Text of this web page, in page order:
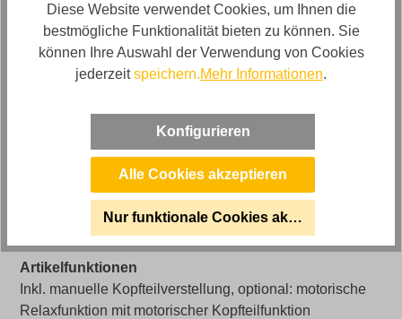
Artikel Bezeichnung
Leder Ecksofa inkl. manueller Kopfteilverstellung
Polstermaterial
Artikelabmessungen
Breite: ca. 285cm, Tiefe: ca. 233cm, Höhe: ca. 76-
Artikelfunktionen
Inkl. manuelle Kopfteilverstellung, optional: motorische
Relaxfunktion mit motorischer Kopfteilfunktion
Diese Website verwendet Cookies, um Ihnen die
bestmögliche Funktionalität bieten zu können. Sie
können Ihre Auswahl der Verwendung von Cookies
jederzeitspeichern.Mehr Informationen.
Konfigurieren
Alle Cookies akzeptieren
Nur funktionale Cookies akzeptieren